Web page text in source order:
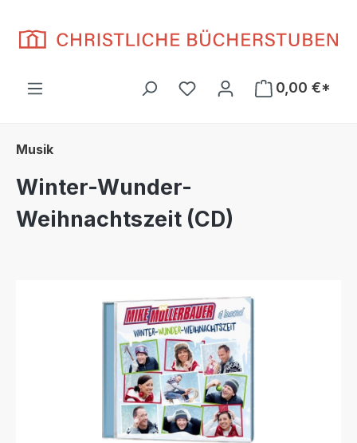
Du hast 0 Produkte auf
0,00 €*
Musik
Winter-Wunder-
Weihnachtszeit (CD)